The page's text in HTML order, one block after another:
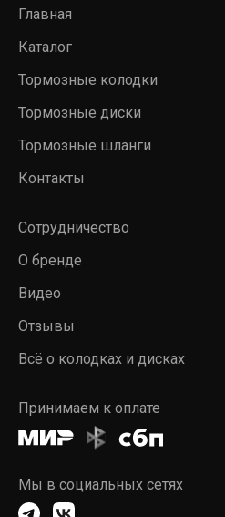
Главная
Каталог
Тормозные колодки
Тормозные диски
Тормозные шланги
Контакты
Сотрудничество
О бренде
Видео
Отзывы
Всё о колодках и дисках
Принимаем к оплате
Мы в социальных сетях